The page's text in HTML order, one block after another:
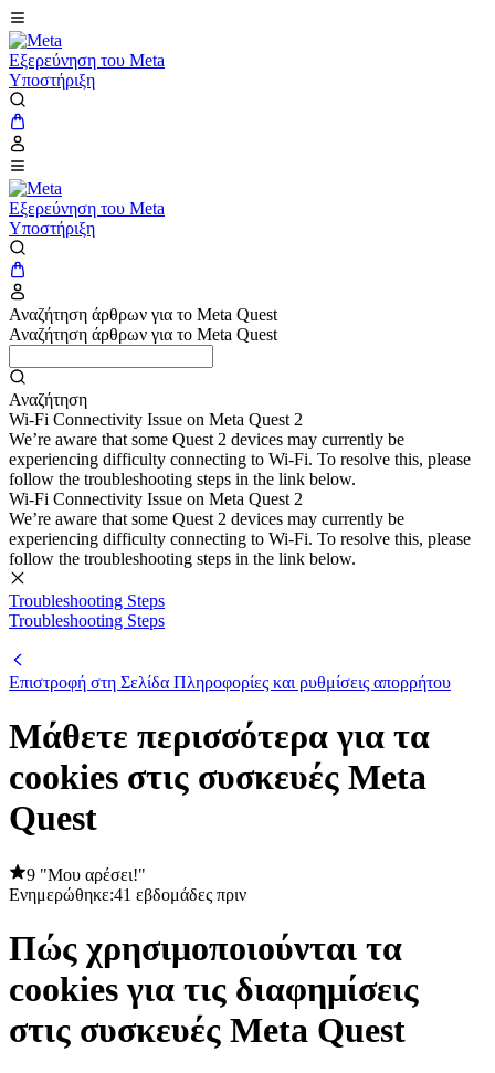
Εξερεύνηση του Meta
Υποστήριξη
Εξερεύνηση του Meta
Υποστήριξη
Αναζήτηση άρθρων για το Meta Quest
Αναζήτηση άρθρων για το Meta Quest
Αναζήτηση
Wi-Fi Connectivity Issue on Meta Quest 2
We’re aware that some Quest 2 devices may currently be
experiencing difficulty connecting to Wi-Fi. To resolve this, please
follow the troubleshooting steps in the link below.
Wi-Fi Connectivity Issue on Meta Quest 2
We’re aware that some Quest 2 devices may currently be
experiencing difficulty connecting to Wi-Fi. To resolve this, please
follow the troubleshooting steps in the link below.
Troubleshooting Steps
Troubleshooting Steps
Επιστροφή στη Σελίδα Πληροφορίες και ρυθμίσεις απορρήτου
Μάθετε περισσότερα για τα
cookies στις συσκευές Meta
Quest
9 "Μου αρέσει!"
Ενημερώθηκε:41 εβδομάδες πριν
Πώς χρησιμοποιούνται τα
cookies για τις διαφημίσεις
στις συσκευές Meta Quest